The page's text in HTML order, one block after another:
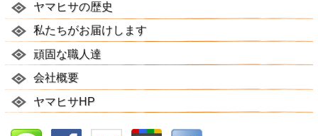
ヤマヒサの歴史
私たちがお届けします
頑固な職人達
会社概要
ヤマヒサHP